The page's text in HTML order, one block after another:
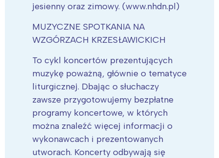
jesienny oraz zimowy. (www.nhdn.pl)
MUZYCZNE SPOTKANIA NA
WZGÓRZACH KRZESŁAWICKICH
To cykl koncertów prezentujących
muzykę poważną, głównie o tematyce
liturgicznej. Dbając o słuchaczy
zawsze przygotowujemy bezpłatne
programy koncertowe, w których
można znaleźć więcej informacji o
wykonawcach i prezentowanych
utworach. Koncerty odbywają się